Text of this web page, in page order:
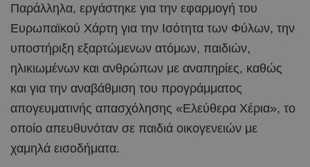
Παράλληλα, εργάστηκε για την εφαρμογή του
Ευρωπαϊκού Χάρτη για την Ισότητα των Φύλων, την
υποστήριξη εξαρτώμενων ατόμων, παιδιών,
ηλικιωμένων και ανθρώπων με αναπηρίες, καθώς
και για την αναβάθμιση του προγράμματος
απογευματινής απασχόλησης «Ελεύθερα Χέρια», το
οποίο απευθυνόταν σε παιδιά οικογενειών με
χαμηλά εισοδήματα.